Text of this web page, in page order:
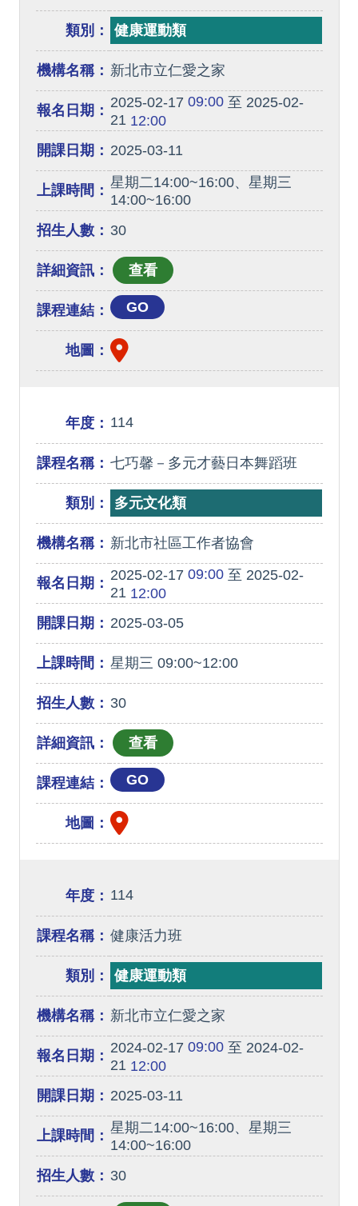
類別： 健康運動類
機構名稱： 新北市立仁愛之家
報名日期： 2025-02-17 09:00至 2025-02-
2112:00
開課日期： 2025-03-11
上課時間： 星期二14:00~16:00、星期三
14:00~16:00
招生人數： 30
詳細資訊：
課程連結： GO
地圖：
年度： 114
課程名稱： 七巧馨－多元才藝日本舞蹈班
類別： 多元文化類
機構名稱： 新北市社區工作者協會
報名日期： 2025-02-17 09:00至 2025-02-
2112:00
開課日期： 2025-03-05
上課時間： 星期三 09:00~12:00
招生人數： 30
詳細資訊：
課程連結： GO
地圖：
年度： 114
課程名稱： 健康活力班
類別： 健康運動類
機構名稱： 新北市立仁愛之家
報名日期： 2024-02-17 09:00至 2024-02-
2112:00
開課日期： 2025-03-11
上課時間： 星期二14:00~16:00、星期三
14:00~16:00
招生人數： 30